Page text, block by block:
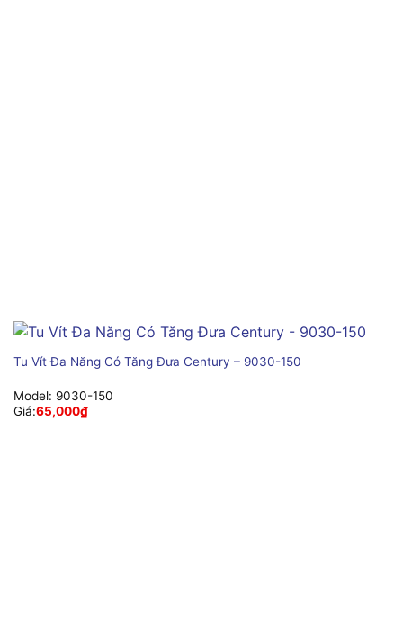
Tu Vít Đa Năng Có Tăng Đưa Century – 9030-150
Model: 9030-150
Giá:65,000₫